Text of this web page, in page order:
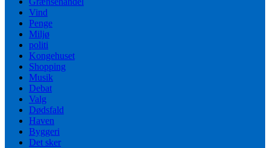
Vind
Penge
Miljø
politi
Kongehuset
Shopping
Musik
Debat
Valg
Dødsfald
Haven
Byggeri
Det sker